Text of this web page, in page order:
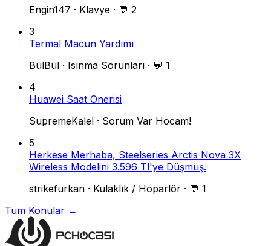
Engin147 · Klavye · 💬 2
3
Termal Macun Yardımı
BülBül · Isınma Sorunları · 💬 1
4
Huawei Saat Önerisi
SupremeKalel · Sorum Var Hocam!
5
Herkese Merhaba, Steelseries Arctis Nova 3X
Wireless Modelini 3.596 Tl'ye Düşmüş.
strikefurkan · Kulaklık / Hoparlör · 💬 1
Tüm Konular →